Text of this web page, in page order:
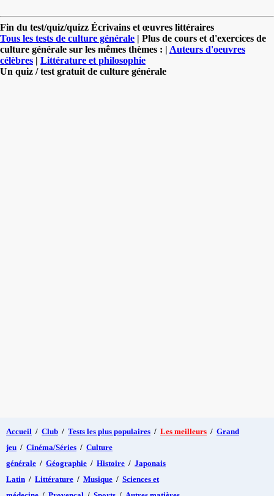
Fin du test/quiz/quizz Écrivains et œuvres littéraires
Tous les tests de culture générale | Plus de cours et d'exercices de
culture générale sur les mêmes thèmes : | Auteurs d'oeuvres
célèbres | Littérature et philosophie
Un quiz / test gratuit de culture générale
Accueil / Club / Tests les plus populaires / Les meilleurs / Grand
jeu / Cinéma/Séries / Culture
générale / Géographie / Histoire / Japonais
Latin / Littérature / Musique / Sciences et